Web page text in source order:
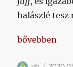
halászlé tesz
„Ha vannak
bővebben